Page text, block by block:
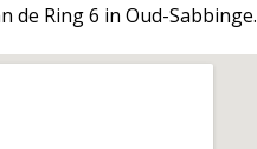
de Ring 6 in Oud-Sabbinge.